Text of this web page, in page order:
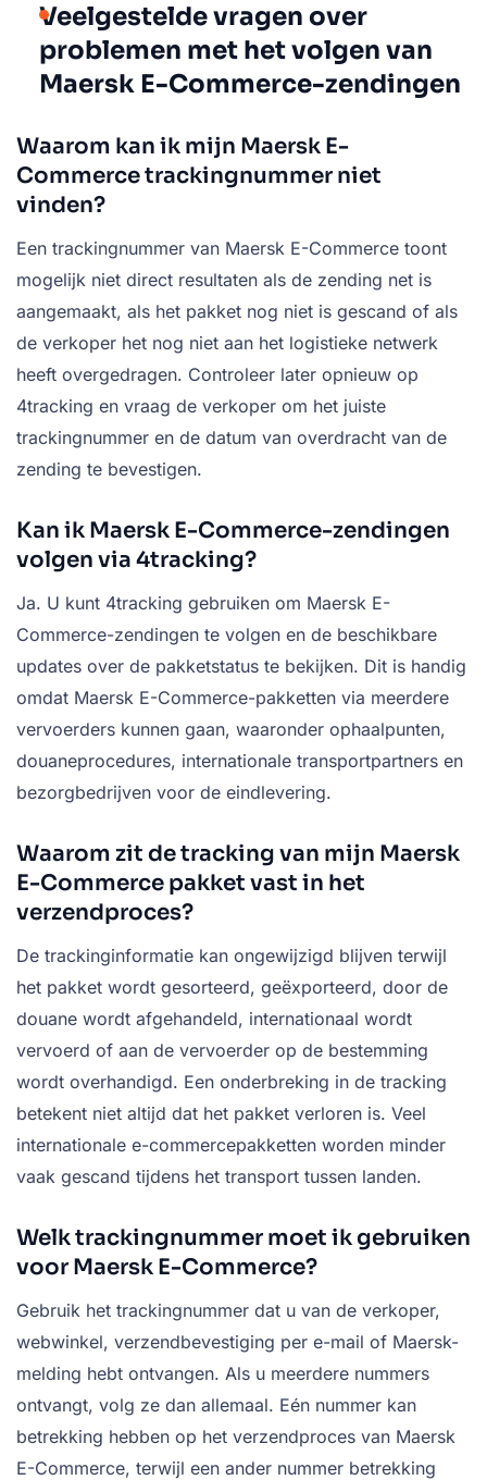
Veelgestelde vragen over
problemen met het volgen van
Maersk E-Commerce-zendingen
Waarom kan ik mijn Maersk E-
Commerce trackingnummer niet
vinden?
Een trackingnummer van Maersk E-Commerce toont
mogelijk niet direct resultaten als de zending net is
aangemaakt, als het pakket nog niet is gescand of als
de verkoper het nog niet aan het logistieke netwerk
heeft overgedragen. Controleer later opnieuw op
4tracking en vraag de verkoper om het juiste
trackingnummer en de datum van overdracht van de
zending te bevestigen.
Kan ik Maersk E-Commerce-zendingen
volgen via 4tracking?
Ja. U kunt 4tracking gebruiken om Maersk E-
Commerce-zendingen te volgen en de beschikbare
updates over de pakketstatus te bekijken. Dit is handig
omdat Maersk E-Commerce-pakketten via meerdere
vervoerders kunnen gaan, waaronder ophaalpunten,
douaneprocedures, internationale transportpartners en
bezorgbedrijven voor de eindlevering.
Waarom zit de tracking van mijn Maersk
E-Commerce pakket vast in het
verzendproces?
De trackinginformatie kan ongewijzigd blijven terwijl
het pakket wordt gesorteerd, geëxporteerd, door de
douane wordt afgehandeld, internationaal wordt
vervoerd of aan de vervoerder op de bestemming
wordt overhandigd. Een onderbreking in de tracking
betekent niet altijd dat het pakket verloren is. Veel
internationale e-commercepakketten worden minder
vaak gescand tijdens het transport tussen landen.
Welk trackingnummer moet ik gebruiken
voor Maersk E-Commerce?
Gebruik het trackingnummer dat u van de verkoper,
webwinkel, verzendbevestiging per e-mail of Maersk-
melding hebt ontvangen. Als u meerdere nummers
ontvangt, volg ze dan allemaal. Eén nummer kan
betrekking hebben op het verzendproces van Maersk
E-Commerce, terwijl een ander nummer betrekking